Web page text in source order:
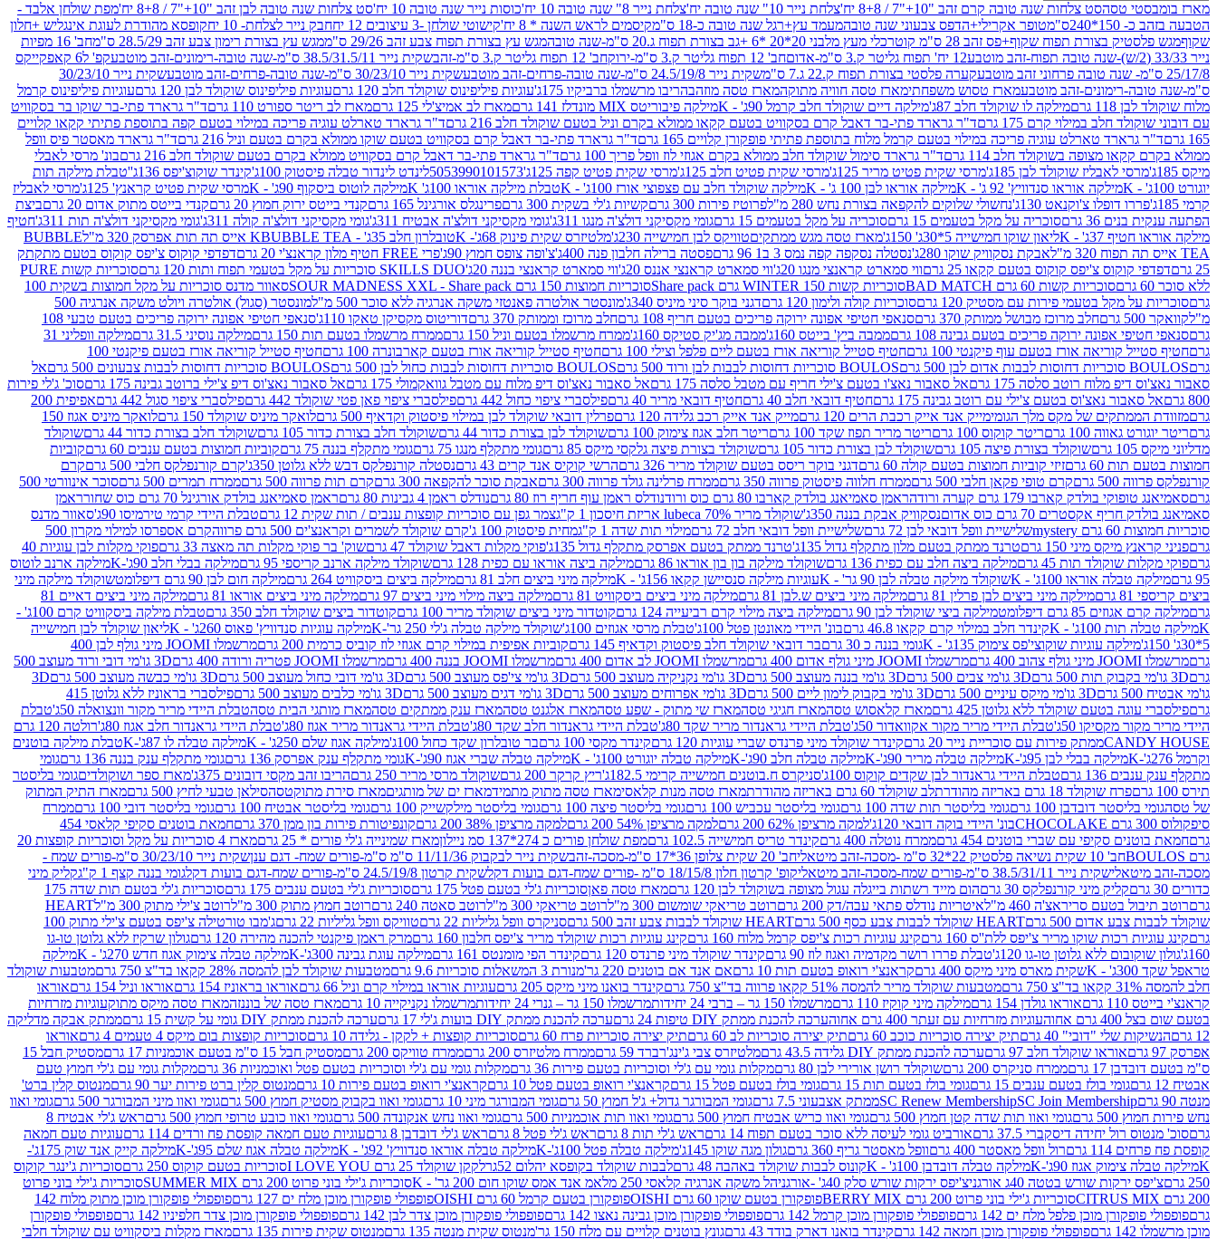
מארז בומבסטי טסהסט צלחות שנה טובה קרם זהב "10+"7 / 8+8 יח' צלחת נייר 10" שנה טובה יח' צלחת נייר 8" שנה טובה 10 יח' כוסות נייר שנה טובה 10 יח' סט צלחות שנה טובה לבן זהב "10+"7 / 8+8 יח'
מפת שולחן אלבד -
הטבעה בזהב כ- 150*240ס"מ
טופר אקרילי+הדפס צבעוני שנה טובהמעמד עץ+רגל שנה טובה כ-18 ס"מ קיסמים לראש השנה * 8 יח' קישוטי שולחן -3 עיצובים 12 יח חבק נייר לצלחת- 10 יח
קופסא מהודרת לעוגת אינגליש +חלון
שקוףמגש פלסטיק בצורת תפוח שקוף+פס זהב 28 ס"מ קוטר כלי מעץ מלבני 20*20 *6 +גב בצורת תפוח ג.20 ס"מ-שנה טובה מגש עץ בצורת תפוח צבע זהב 29/26 ס"מ מגש עץ בצורת רימון צבע זהב 28.5/29 ס"מ
חב' 16 מפיות
נייר 33/33 (2/ש)-שנה טובה תפוח-זהב מוטבע
12 יח' תפוח גליטר ק.3 ס"מ-אדום חב' 12 תפוח גליטר ק.3 ס"מ-ירוק חב' 12 תפוח גליטר ק.3 ס"מ-זהב שקית נייר 38.5/31.5/11 ס"מ-שנה טובה-רימונים-זהב מוטבע
קפ' ל6 קאפקייקס
25/17/8 ס"מ- שנה טובה פרחוני זהב מוטבע
קערה פלסטי בצורת תפוח ק.22 ג.7 ס"מ שקית נייר 24.5/19/8 ס"מ-שנה טובה-פרחים-זהב מוטבע שקית נייר 30/23/10 ס"מ-שנה טובה-פרחים-זהב מוטבע
שקית נייר 30/23/10
ס"מ-שנה טובה-רימונים-זהב מוטבעמארז טסוש משפחתימארז טסה חוויה מתוקהמארז טסה מוזהבהריבו מרשמלו ברביקיו 175ג' עוגיות פיליפינוס שוקולד חלב 120 גרם עוגיות פיליפינוס שוקולד לבן 120 גרם
עוגיות פיליפינוס קרמל
מלוח שוקולד לבן 118 גרם
מילקה לו שוקולד חלב 87ג' מילקה דיים שוקולד חלב קרמל 90ג' - K מילקה פיבוריטס MIX מונדלז 141 גרם מארז לב אמיצ'לי 125 גרם מארז לב ריטר ספורט 110 גרם
ד"ר גרארד פתי-בר שוקו בר בסקוויט
עם דובוני שוקולד חלב במילוי קרם 175 גרם
ד"ר גרארד פתי-בר דאבל קרם בסקוויט בטעם קקאו ממולא בקרם וניל בטעם שוקולד חלב 216 גרם
ד"ר גרארד טארלט עוגיה פריכה במילוי בטעם קפה בתוספת פתיתי קקאו קלויים
165 גרם
ד"ר גרארד טארלט עוגיה פריכה במילוי בטעם קרמל מלוח בתוספת פתיתי פופקורן קלויים 165 גרם ד"ר גרארד פתי-בר דאבל קרם בסקוויט בטעם שוקו ממולא בקרם בטעם וניל 216 גרם
ד"ר גרארד מאסטר פיס וופל
ממולא בקרם קקאו מצופה בשוקולד חלב 114 גרם
ד"ר גרארד סימול שוקולד חלב ממולא בקרם אגוזי לוז וופל פריך 100 גרם ד"ר גרארד פתי-בר דאבל קרם בסקוויט ממולא בקרם בטעם שוקולד חלב 216 גרם
בונ' מרסי לאבלי
מיקס 185ג'
מרסי לאבליז שוקולד לבן 185ג' מרסי שקית פטיט מריר 125ג' מרסי שקית פטיט חלב 125ג' מרסי שקית פטיט קפה 125ג' 5053990101573לינדט לינדור טבלה פיסטוק 100ג' קינדר שוקוצ'יפס 136ג'
'טבלת מילקה תות
יוגורט 100ג' - K
מילקה אוראו סנדוויץ' 92 ג' - K מילקה אוראו לבן 100 ג' - K מילקה שוקולד חלב עם פצפוצי אורז 100ג' - K טבלת מילקה אוראו 100ג' K מילקה לוטוס ביסקוף 90ג' - K מרסי שקית פטיט קראנץ' 125ג'
מרסי לאבליז
קרמי 185ג'
פררו דופלו צ'וקנאט 130ג' נחשולי שלוקים להקפאה בצורת נחש 280 מ"ל פרוטיז פירות 300 גרם קשיות ג'לי בשקית 300 גרם פרינגלס אורגינל 165 גרם קנדי בייטס ירוק חמוץ 20 גרם קנדי בייטס מתוק אדום 20 גרם
ביצת
הפתעה ענקית בנים 36 גרם
סוכריה על מקל בטעמים 15 גרם סוכריה על מקל בטעמים 15 גרם גומי מקסיקני דולצ'ה מנגו 311ג' גומי מקסיקני דולצ'ה אבטיח 311ג' גומי מקסיקני דולצ'ה קולה 311ג' גומי מקסיקני דולצ'ה תות 311ג'
חטיף
מילקה אוראו חטיף 37ג' - K
ליאון שוקו חמישייה 5*30ג' 150ג' מארז טסה מגש ממתקיםטוויקס לבן חמישייה 230ג' מלטיזרס שקית פינוק 68ג'- K טובלרון חלב 35ג' - K BUBBLE TEA אייס תה תות אפרסק 320 מ"ל
BUBBLE
TEA אייס תה תפוח 320 מ"ל
אבקת נסקוויק שוקו 280ג' נסטלה נסקפה קפה נמס 3 ב1 96 גרם פסטה ברילה חלבון פנה 400ג' צ'ופה צופס חמוץ 90ג' פרי FREE חטיף מלון קראנצ'י 20 גרם
דפדפי קוקוס צ'יפס קוקוס בטעם מתקתק
25 גרם
דפדפי קוקוס צ'יפס קוקוס בטעם קקאו 25 גרם ווי סמארט קראנצי מנגו 20ג' ווי סמארט קראנצי אננס 20ג' ווי סמארט קראנצי בננה 20ג' SKILLS DUO סוכריות על מקל בטעמי תפוח ותות 120 גרם
סוכריות קשות PURE
ללא סוכר 60 גרם
סוכריות קשות 60 גרם BAD MATCH סוכריות קשות WINTER 150 גרם Share pack סוכריות חמוצות 150 גרם SOUR MADNESS XXL - Share pack
סאוור מדנס סוכריות על מקל חמוצות בשקית 100
גרםסוכריות על מקל בטעמי פירות עם מסטיק 120 גרם סוכריות קולה ולימון 120 גרם דגני בוקר סיני מיניס 340ג' מונסטר אולטרה פאנטזי משקה אנרגיה ללא סוכר 500 מ"ל
מונסטר (סגול) אולטרה ויולט משקה אנרגיה 500
מ"לקוואקר 500 גרם חלב מרוכז מבושל ממותק 370 גרם סנאפי חטיפי אפונה ירוקה פריכים בטעם חריף 108 גרם חלב מרוכז וממותק 370 גרם דוריטוס מקסיקן טאקו 110ג'
סנאפי חטיפי אפונה ירוקה פריכים בטעם טבעי 108
גרםסנאפי חטיפי אפונה ירוקה פריכים בטעם גבינה 108 גרם ממבה ביץ' בייטס 160ג' ממבה מג'יק סטיקס 160ג' ממרח מרשמלו בטעם וניל 150 גרם ממרח מרשמלו בטעם תות 150 גרם מילקה נוסיני 31.5 גרם
מילקה וופליני 31
גרםחטיף סטייל קוריאה אורז בטעם עוף פיקנטי 100 גרם חטיף סטייל קוריאה אורז בטעם ליים פלפל וצילי 100 גרם חטיף סטייל קוריאה אורז בטעם קארבונרה 100 גרם
חטיף סטייל קוריאה אורז בטעם פיקנטי 100
גרםBOULOS סוכריות דחוסות לבבות אדום לבן 500 גרם BOULOS סוכריות דחוסות לבבות לבן ורוד 500 גרם BOULOS סוכריות דחוסות לבבות כחול לבן 500 גרם BOULOS סוכריות דחוסות לבבות צבעונים 500 גרם
אל
סאבור נאצ'וס דיפ מלוח רוטב סלסה 175 גרם
אל סאבור נאצ'ו בטעם צ'ילי חריף עם מטבל סלסה 175 גרם אל סאבור נאצ'וס דיפ מלוח עם מטבל גוואקמולי 175 גרם אל סאבור נאצ'וס דיפ צ'ילי ברוטב גבינה 175 גרם
סוכ' ג'לי פירות
800 גרם
אל סאבור נאצ'וס בטעם צ'ילי עם רוטב גבינה 175 גרם חטיף דובאי חלב 40 גרם חטיף דובאי מריר 40 גרם פילסברי ציפוי כחול 442 גרם פילסברי ציפוי פאן פטי שוקולד 442 גרם פילסברי ציפוי סגול 442 גרם
אפיפית 200
גרםמזוודת הממתקים של מקס מלך הגומימייק אנד אייק רכבת הרים 120 גרם מייק אנד אייק רכב גלידה 120 גרם פרלין דובאי שוקולד לבן במילוי פיסטוק וקדאיף 500 גרם לואקר מיניס שוקולד 150 גרם
לואקר מיניס אגוז 150
גרםריטר יוגורט גאווה 100 גרם ריטר קוקוס 100 גרם ריטר מריר תפוז שקד 100 גרם ריטר חלב אגוז צימוק 100 גרם שוקולד לבן בצורת כדור 44 גרם שוקולד חלב בצורת כדור 105 גרם שוקולד חלב בצורת כדור 44 גרם
שוקולד
מדליוני מיקס 105 גרם
שוקולד בצורת פיצה 105 גרם שוקולד לבן בצורת כדור 105 גרם שוקולד בצורת פיצה גלקסי מיקס 85 גרם גומי מתקלף מנגו 75 גרם גומי מתקלף בננה 75 גרם קוביות חמוצות בטעם ענבים 60 גרם
קוביות
חמוצות בטעם תות 60 גרם
זיזי קוביות חמוצות בטעם קולה 60 גרם דגני בוקר ריסס בטעם שוקולד מריר 326 גרם הרשי קוקיס אנד קרים 43 גרם נסטלה קורנפלקס דבש ללא גלוטן 350ג' קרם קורנפלקס חלבי 500 גרם
קרם
קורנפלקס פרווה 500 גרם
קרם טופי פקאן חלבי 500 גרם ממרח חלווה פיסטוק פרווה 350 גרם ממרח פרלינה גולד פרווה 300 גרם אבקת סוכר להקפאה 300 גרם קרם תות פרווה 500 גרם ממרח תמרים 500 גרם
סוכר אינוורטי 500
גרםסאמיאנג טופוקי בולדק קארבו 179 גרם קערה ורודה ראמן סאמיאנג בולדק קארבו 80 גרם כוס ורוד נודלס ראמן עוף חריף רוז 80 גרם נודלס ראמן 4 גבינות 80 גרם ראמן סאמיאנג בולדק אורגינל 70 גרם כוס שחור
ראמן
סאמיאנג בולדק חריף אקסטרים 70 גרם כוס אדום
נסקוויק אבקת בננה 350ג' שוקולד מריר 70% lubeca אריזת חיסכון 1 ק"ג צמר גפן עם סוכריות קופצות ענבים / תות שקית 12 גרם טבלת היידי קרמי טירמיסו 90ג'
סאוור מדנס
סוכריות חמוצות 60 גרם mystery
שלישיית וופל דובאי לבן 72 גרם שלישיית וופל דובאי חלב 72 גרם מילוי תות שדה 1 ק"ג מחית פיסטוק 100 ג' קרם שוקולד לשמרים וקראנצ'ים 500 גרם פרווה
קרם אספרסו למילוי מקרון 500
גרםפניני קראנץ מיקס מיני 150 גרם טרנד ממתק בטעם מלון מתקלף גדול 135ג' טרנד ממתק בטעם אפרסק מתקלף גדול 135ג' פוקי מקלות דאבל שוקולד 47 גרם שוק' בר פוקי מקלות תה מאצה 33 גרם
פוקי מקלות לבן עוגיות 40
גרםפוקי מקלות שוקולד תות 45 גרם מילקה ביצה חלב עם כפית 136 גרם שוקולד מילקה בון בון אוראו 86 גרם מילקה ביצה אוראו עם כפית 128 גרם שוקולד מילקה ארנב קריספי 95 גרם מילקה בבלי חלב 90ג'-K
מילקה ארנב לוטוס
95 גרם
מילקה טבלה אוראו 100ג' - K שוקולד מילקה טבלה לבן 90 גר' - K עוגיות מילקה סנסיישן קקאו 156ג' - K מילקה מיני ביצים חלב 81 גרם מילקה ביצים ביסקוויט 264 גרם מילקה חום לבן 90 גרם דיפלומט
שוקולד מילקה מיני
ביצים קריספי 81 גרם
מילקה מיני ביצים לבן פרלין 81 גרם מילקה מיני ביצים ש.לבן 81 גרם מילקה מיני ביצים ביסקוויט 81 גרם מילקה ביצה מילוי מיני ביצים 97 גרם מילקה מיני ביצים אוראו 81 גרם
מילקה מיני ביצים דאיים 81
גרםמילקה קרם אגוזים 85 גרם דיפלומט מילקה ביצי שוקולד לבן 90 גרם מילקה ביצה מילוי קרם רביעייה 124 גרם קוטדור מיני ביצים שוקולד מריר 100 גרם קוטדור ביצים שוקולד חלב 350 גרם
טבלת מילקה ביסקוויט קרם 100ג' -
Kמילקה טבלה תות 100ג' - K קינדר חלב במילוי קרם קקאו 46.8 גרם בונ' היידי מאונטן פטל 100ג' טבלת מרסי אגוזים 100ג' שוקולד מילקה טבלה ג'לי 250 גר'-K מילקה עוגיות סנדוויץ' פאוס 260ג' - K
ליאון שוקולד לבן חמישייה
5*30ג' 150ג'
מילקה עוגיות שוקוצי'פס צימוק 135ג' - K גומי בננה כ 30 גרם בר דובאי שוקולד חלב פיסטוק וקדאיף 145 גרם קוביות אפיפית במילוי קרם אגוזי לוז קוביס כרמית 200 גרם
מרשמלו JOOMI מיני גולף לבן 400
גרםמרשמלו JOOMI מיני גולף צהוב 400 גרם מרשמלו JOOMI מיני גולף אדום 400 גרם מרשמלו JOOMI לב אדום 400 גרם מרשמלו JOOMI בננה 400 גרם מרשמלו JOOMI פטריה ורודה 400 גרם
3D גו'מי דובי ורוד מעוצב 500
גרם3D גו'מי בקבוק תות 500 גרם 3D גו'מי צבים 500 גרם 3D גו'מי בננה מעוצב 500 גרם 3D גו'מי נקניקיה מעוצב 500 גרם 3D גו'מי צי'פס מעוצב 500 גרם 3D גו'מי דובי כחול מעוצב 500 גרם 3D גו'מי כבשה מעוצב 500 גרם
3D
גו'מי אבטיח 500 גרם
3D גו'מי מיקס עיניים 500 גרם 3D גו'מי בקבוק לימון ליים 500 גרם 3D גו'מי אפרוחים מעוצב 500 גרם 3D גו'מי דגים מעוצב 500 גרם 3D גו'מי כלבים מעוצב 500 גרם
פילסברי בראוניז ללא גלוטן 415
גרםפילסברי עוגה בטעם שוקולד ללא גלוטן 425 גרם מארז קלאסוש טסהמארז חגיגי טסהמארז שי מתוק - שפע טסהמארז אלגנט טסהמארז ענק ממתקים טסהמארז מותגי הבית טסהטבלת היידי מריר מקור וונצואלה 50ג'
טבלת
היידי מריר מקור מקסיקו 50ג'
טבלת היידי מריר מקור אקוואדור 50ג' טבלת היידי גראנדור מריר שקד 80ג' טבלת היידי גראנדור חלב שקד 80ג' טבלת היידי גראנדור מריר אגוז 80ג' טבלת היידי גראנדור חלב אגוז 80ג'
רולטה 120 גרם
CANDY HOUSEממתק פירות עם סוכריית נייר 20 גרם קינדר שוקולד מיני פרנדס שברי עוגיות 120 גרם קינדר מקסי 100 גרם בר טובלרון שקד כחול 100ג' מילקה אגוז שלם 250ג' - K מילקה טבלה לו 87ג'-K
טבלת מילקה בוטנים
וקרמל 276ג'-K
מילקה בבלי לבן 95ג'-K מילקה טבלה מריר 90ג'-K מילקה טבלה חלב 90ג'-K מילקה טבלה יוגורט 100ג' - K מילקה טבלה שברי אגוז 90ג'-K גומי מתקלף ענק אפרסק 136 גרם גומי מתקלף ענק בננה 136 גרם
גומי
מתקלף ענק ענבים 136 גרם
טבלת היידי גראנדור לבן שקדים קוקוס 100ג' סניקרס ח.בוטנים חמישייה קרימי 182.5ג' ריץ קרקר 200 גרם שוקולד מרסי מריר 250 גרם הריבו זהב מקסי דובונים 375ג' מארז ספר ושוקולדיםגומי בליסטר
תירס 100 גרם
פרח שוקולד 18 גרם באריזה מהודרת לב שוקולד 60 גרם באריזה מהודרת מארז טסה מנות קלאסימארז טסה מתוק מתמידמארז ים של מותגיםמארז סירת מתוקטסהסילאן טבעי לחיץ 500 גרם
מארז התיק המתוק
של טסהגומי בליסטר דובדבן 100 גרם גומי בליסטר תות שדה 100 גרם גומי בליסטר עכביש 100 גרם גומי בליסטר פיצה 100 גרם גומי בליסטר מילקשייק 100 גרם גומי בליסטר אבטיח 100 גרם גומי בליסטר דובי 100 גרם
ממרח
סיפקולוס 300 גרם CHOCOLAKE
בונ' היידי בוקה דובאי 120ג' למקה מרציפן 62% 200 גרם למקה מרציפן 54% 200 גרם למקה מרציפן 38% 200 גרם קונפיטורת פירות בון ממן 370 גרם
חמאת בוטנים סקיפי קלאסי 454
גרםחמאת בוטנים סקיפי עם שברי בוטנים 454 גרם ממרח נוטלה 400 גרם קינדר טריס חמישייה 102.5 גרם מפת שולחן פורים כ 274*137 סמ ניילון מארז שמינייה ג'לי פורים * 25 גרם
מארז 4 סוכריות על מקל וסוכריות קופצות 20
גרם BOULOS
חב' 10 שקית נשיאה פלסטיק 22*32 ס"מ -מסכה-זהב מיטאלי חב' 20 שקית צלופן 36*17 ס"מ-מסכה-זהב שקית נייר לבקבוק 11/11/36 ס"מ ס"מ-פורים שמח- דגם ענן
שקית נייר 30/23/10 ס"מ-פורים שמח -
מסכה-זהב מיטאלישקית נייר 38.5/31/11 ס"מ-פורים שמח-מסכה-זהב מיטאלי קופ' קרטון חלון 18/15/8 ס"מ -פורים שמח-דגם בועות דקל שקית קרטון 24.5/19/8 ס"מ-פורים שמח-דגם בועות דקל גומי בננה קצף 1 ק"ג
קליק מיני
כדורים 30 גרם
קליק מיני קורנפלקס 30 גרם הום מייד רשתות בייגלה עגול מצופה בשוקולד לבן 120 גרם מארז טסה פאןסוכריות ג'לי בטעם פטל 175 גרם סוכריות ג'לי בטעם ענבים 175 גרם
סוכריות ג'לי בטעם תות שדה 175
גרםרוטב תיבול בטעם סריראצ'ה 460 מ"ל איטריות נודלס פתאי עבה/דק 200 גרם רוטב טריאקי שומשום 300 מ"ל רוטב טריאקי 300 מ"ל רוטב סאטה 240 גרם רוטב חמוץ מתוק 300 מ"ל רוטב צ'ילי מתוק 300 מ"ל
HEART
שוקולד לבבות צבע אדום 500 גרם
HEART שוקולד לבבות צבע כסף 500 גרם HEART שוקולד לבבות צבע זהב 500 גרם סניקרס וופל גליליות 22 גרם טוויקס וופל גליליות 22 גרם
ג'מבו טורטילה צ'יפס בטעם צ'ילי מתוק 100
גרםקינג עוגיות רכות שוקו מריר צ'יפס ללת''ס 160 גרם קינג עוגיות רכות צ'יפס קרמל מלוח 160 גרם קינג עוגיות רכות שוקולד מריר צ'יפס חלבון 160 גרם מרק ראמן פיקנטי להכנה מהירה 120 גרם
גולון שרקיז ללא גלוטן טו-גו
160ג' גולון שוקובום ללא גלוטן טו-גו 120ג' טבלת פררו רושר מקדמיה ואגוז לוז 90 גרם קינדר שוקולד מיני פרנדס 120 גרם קינדר הפי מומנטס 161 גרם מילקה עוגת גבינה 300ג'-K מילקה טבלה צימוק אגוז חדש 270ג' - K
מילקה
טראפל שקד 300ג' - K
שקית מארס מיני מיקס 400 גרם קראנצ'י רואופ בטעם תות 10 גרם אם אנד אם בוטנים 220 גר' מנורת 3 המשאלות סוכריות 9.6 גרם מטבעות שוקולד לבן להמסה 28% קקאו בד"צ 750 גרם
מטבעות שוקולד
חלב להמסה 31% קקאו בד"צ 750 גרם
מטבעות שוקולד מריר להמסה 51% קקאו פרווה בד"צ 750 גרם קינדר בואנו מיני מיקס 205 גרם עוגיות אוראו במילוי קרם וניל 66 גרם אוראו בראוניז 154 גרם אוראו וניל 154 גרם
אוראו
קראנצ'י בייטס 110 גרם
אוראו גולדן 154 גרם מילקה מיני קוקיז 110 גרם מרשמלו 150 גר – ברבי 24 יחידות מרשמלו 150 גר – גנרי 24 יחידות מרשמלו נקניקייה 10 גרם מארז טסה של בוננזהמארז טסה מיקס מתוקעוגיות מזרחיות
בטעם שום בצל 400 גרם אחוה
עוגיות מזרחיות עם זעתר 400 גרם אחוה ערכה להכנת ממתק DIY טיפות 24 גרם ערכה להכנת ממתק DIY בועות ג'לי 17 גרם ערכה להכנת ממתק DIY גומי על קשית 15 גרם
ממתק אבקה מדליקה
12 גרם
הנשיקות שלי "דובי" 40 גרם תיק יצירה סוכריות כוכב 60 גרם תיק יצירה סוכריות לב 60 גרם תיק יצירה סוכריות פרח 60 גרם סוכריות קופצות + לקקן - גלידה 10 גרם סוכריות קופצות בום מיקס 4 טעמים 4 גרם
אוראו
אפרסק 97 גרם
אוראו שוקולד חלב 97 גרם ערכה להכנת ממתק DIY גלידה 43.5 גרם מלטיזרס צבי ג'ינג'רברד 59 גרם ממרח מלטיזרס 200 גרם ממרח טוויקס 200 גרם מסטיק חבל 15 ס"מ בטעם אוכמניות 17 גרם
מסטיק חבל 15
ס"מ בטעם דובדבן 17 גרם
ממרח סניקרס 200 גרם שוקולד רושן אורירי לבן 80 גרם מקלות גומי עם ג'לי וסוכריות בטעם פירות 36 גרם מקלות גומי עם ג'לי וסוכריות בטעם פטל ואוכמניות 36 גרם
מקלות גומי עם ג'לי חמוץ טעם
אבטיח 12 גרם
גומי בולז בטעם ענבים 15 גרם גומי בולז בטעם תות 15 גרם גומי בולז בטעם פטל 15 גרם קראנצ'י רואופ בטעם פטל 10 גרם קראנצ'י רואופ בטעם פירות 10 גרם מנטוס קלין ברט פירות יער 90 גרם
מנטוס קלין ברט'
מנטה 90 גרם
SC Renew MembershipSC Join Membership ממתק אצבעוני 7.5 גרם גומי המבורגר גדול+ ג'ל חמוץ 50 גרם גומי המבורגר מיני 10 גרם גומי ואוו בקבוק מסטיק חמוץ 500 גרם גומי ואוו מיני המבורגר 500 גרם
גומי ואוו
נחש פירות חמוץ 500 גרם
גומי ואוו תות שדה קטן חמוץ 500 גרם גומי ואוו כריש אבטיח חמוץ 500 גרם גומי ואוו תות אוכמניות 500 גרם גומי ואוו נחש אנקונדה 500 גרם גומי ואוו כובע טרופי חמוץ 500 גרם
ראש ג'לי אבטיח 8
גרםסוכ' מנטוס רול יחידה דיסקברי 37.5 גרם אורביט גומי לעיסה ללא סוכר בטעם תפוח 14 גרם ראש ג'לי תות 8 גרם ראש ג'לי פטל 8 גרם ראש ג'לי דובדבן 8 גרם עוגיות טעם חמאה קופסת פח ורדים 114 גרם
עוגיות טעם חמאה
קופסת פח פרחים 114 גרם
רול וופל מאסטר 400 גרם וופל מאסטר גריף 360 גרם גולון מגה שוקו 145ג' מילקה טבלה פטל 100ג'-K מילקה טבלה אוראו סנדוויץ' 92ג' - K מילקה טבלה אגוז שלם 95ג'-K
מילקה קייק אנד שוק 175ג'-
Kמילקה טבלה צימוק אגוז 90ג'-K מילקה טבלה דובדבן 100ג' - K קונוס לבבות שוקולד באהבה 48 גרם לבבות שוקולד בקופסא יהלום 52גר לקקן שוקולד 25 גרם I LOVE YOU סוכריות בטעם קוקוס 250 גרם
סוכריות ג'ינגר קוקוס
250 גרם
צ'יפס ירקות שורש בטטה 40ג אורגני צ'יפס ירקות שורש סלק 40ג' -אורגני הל משקה אנרגיה קלאסי 250 מל אמ אנד אמס שוקו חום 200 גר' - K סוכריות ג'ילי בוני פרוט 200 גרם SUMMER MIX
סוכריות ג'ילי בוני פרוט
200 גרם CITRUS MIX
סוכריות ג'ילי בוני פרוט 200 גרם BERRY MIX פופקורן בטעם שוקו 60 גרם OISHI פופקורן בטעם קרמל 60 גרם OISHI פופפולי פופקורן מוכן מלח ים 127 גרם
פופפולי פופקורן מוכן מתוק מלוח 142
גרםפופפולי פופקורן מוכן פלפל מלח ים 142 גרם פופפולי פופקורן מוכן קרמל 142 גרם פופפולי פופקורן מוכן גבינה נאצו 142 גרם פופפולי פופקורן מוכן צדר לבן 142 גרם פופפולי פופקורן מוכן צדר חלפיניו 142 גרם
פופפולי פופקורן
מוכן מרשמלו 142 גרם
פופפולי פופקורן מוכן חמאה 142 גרם קינדר בואנו דארק בודד 43 גרם גונץ בוטנים קלויים עם מלח 150 גר' מנטוס שקית מנטה 135 גרם מנטוס שקית פירות 135 גרם
מארז מקלות ביסקוויט עם שוקולד חלבי